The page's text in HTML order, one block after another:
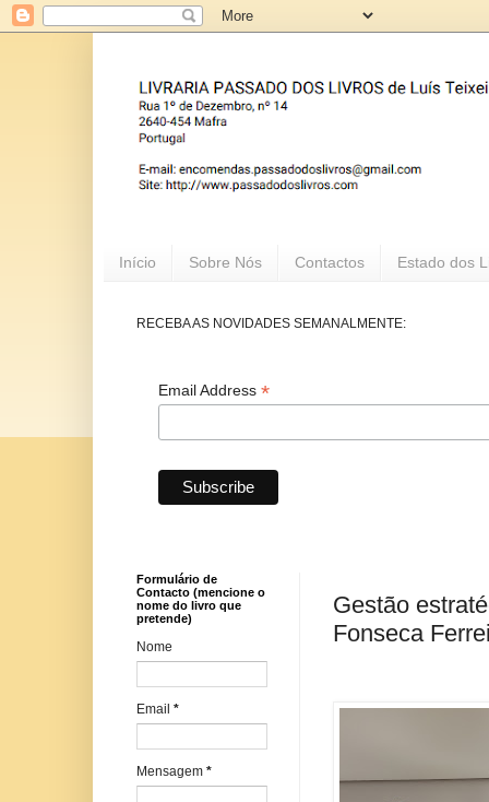
Início Sobre Nós Contactos Estado dos
RECEBA AS NOVIDADES SEMANALMENTE:
Email Address *
Gestão
Fonseca
Formulário de
Contacto (mencione o
nome do livro que
pretende)
Nome
Email *
Mensagem *